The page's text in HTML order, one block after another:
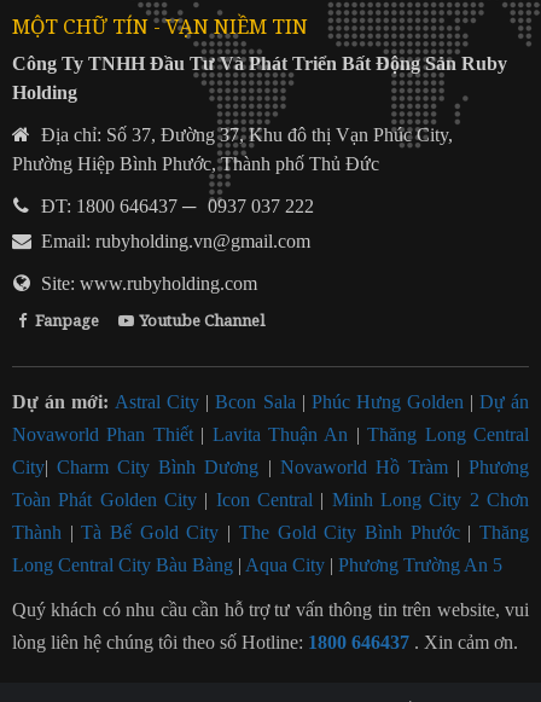
MỘT CHỮ TÍN - VẠN NIỀM TIN
Công Ty TNHH Đầu Tư Và Phát Triển Bất Động Sản Ruby
Holding
Địa chỉ: Số 37, Đường 37, Khu đô thị Vạn Phúc City,
Phường Hiệp Bình Phước, Thành phố Thủ Đức
ĐT: 1800 646437 ─ 0937 037 222
Email: rubyholding.vn@gmail.com
Site: www.rubyholding.com
Fanpage Youtube Channel
Dự án mới: Astral City |Bcon Sala | Phúc Hưng Golden | Dự án
Novaworld Phan Thiết| Lavita Thuận An |Thăng Long Central
City|Charm City Bình Dương | Novaworld Hồ Tràm|Phương
Toàn Phát Golden City | Icon Central | Minh Long City 2 Chơn
Thành |Tà Bế Gold City | The Gold City Bình Phước|Thăng
Long Central City Bàu Bàng | Aqua City | Phương Trường An 5
Quý khách có nhu cầu cần hỗ trợ tư vấn thông tin trên website, vui
lòng liên hệ chúng tôi theo số Hotline: 1800 646437 . Xin cảm ơn.